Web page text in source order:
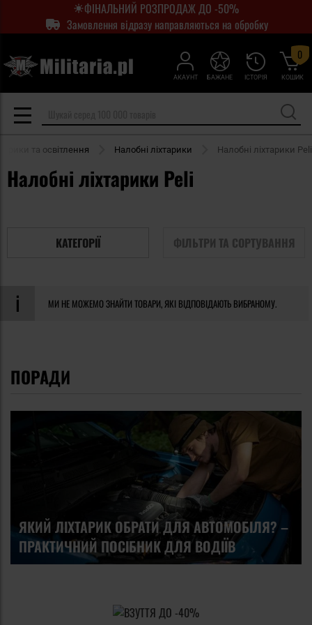
ФІНАЛЬНИЙ РОЗПРОДАЖ ДО -50%
Замовлення відразу направляються на обробку
АКАУНТ ІСТОРІЯ
БАЖАНЕ КОШИК
0
та освітлення Налобні ліхтарики Налобні ліхтарики Peli
Налобні ліхтарики Peli
КАТЕГОРІЇ ФІЛЬТРИ ТА СОРТУВАННЯ
МИ НЕ МОЖЕМО ЗНАЙТИ ТОВАРИ, ЯКІ ВІДПОВІДАЮТЬ ВИБРАНОМУ.
ПОРАДИ
ЯКИЙ ЛІХТАРИК ОБРАТИ ДЛЯ АВТОМОБІЛЯ? –
ПРАКТИЧНИЙ ПОСІБНИК ДЛЯ ВОДІЇВ